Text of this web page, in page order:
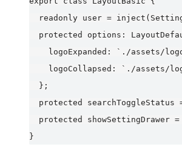
readonly user =
protected options:
logoExpanded: `./assets/
logoCollapsed: `./assets/
  };
protected searchToggleStatus
protected showSettingDrawer